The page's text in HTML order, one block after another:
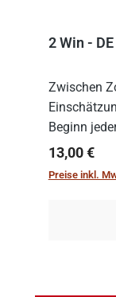
2 Win - DE
Zwischen
Beginn
Spielenden
gilt. Doch
Regulärer
13,00 €
Preise inkl.